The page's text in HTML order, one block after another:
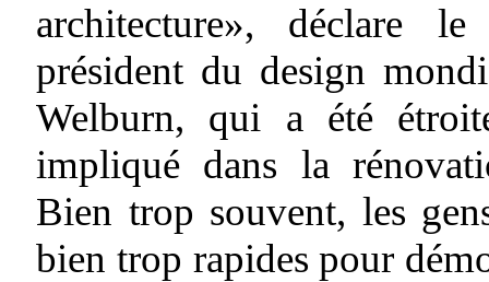
architecture», déclare
président du design
Welburn, qui a été
impliqué dans la
Bien trop souvent, les
bien trop rapides pour